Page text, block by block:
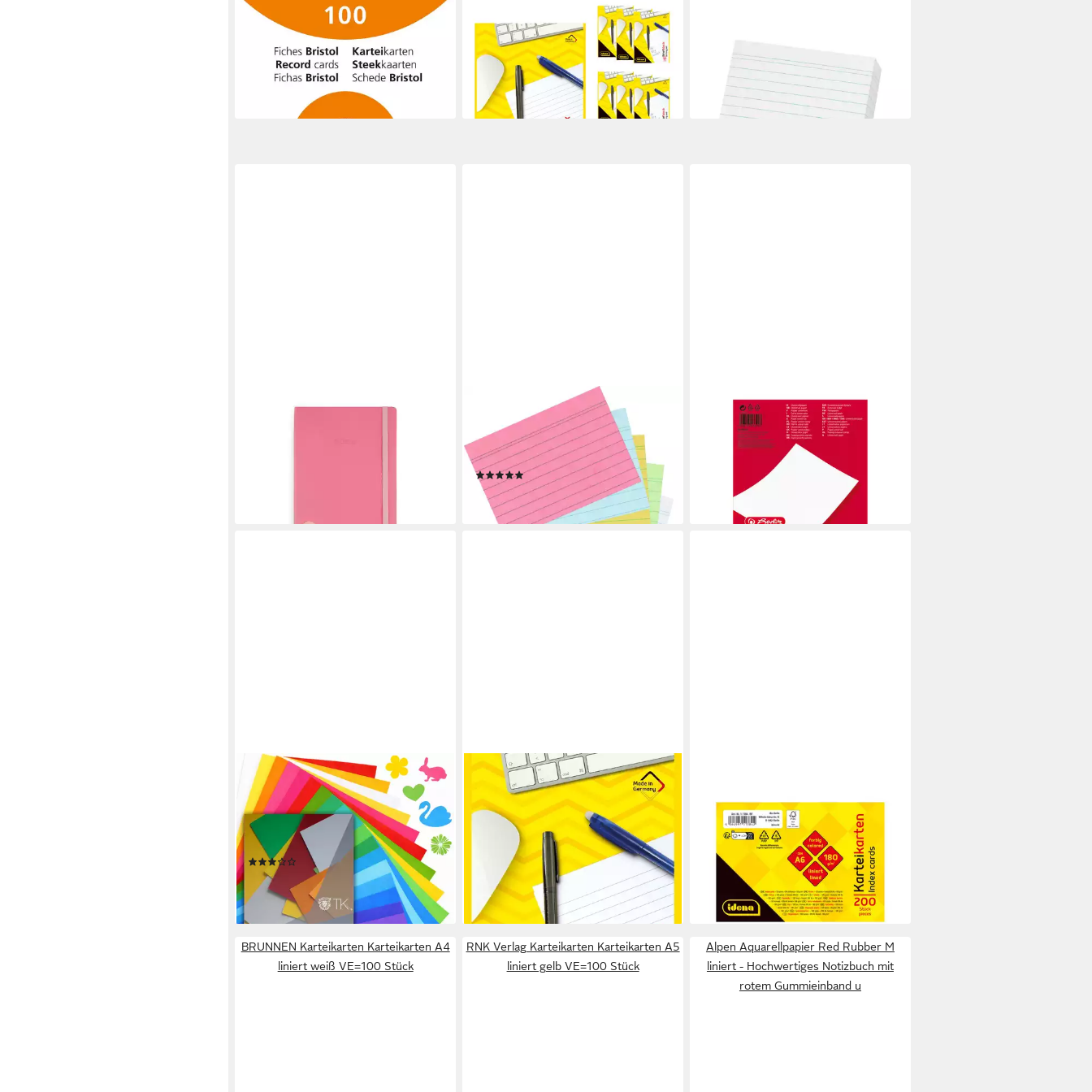
EXACOMPTA
Karteikarten 20x Karteikarten A6
100 Stück liniert nicht gelocht
sortiert - 10854E, Karteikarten
81,40 €
lieferbar - in 4-5 Werktagen bei dir
Briefpapier Idena Bundle Briefblöcke
liniert 50 Blatt 70g/m² DIN A4 10
Stück
16,90 €
lieferbar - in 3-4 Werktagen bei dir
1,99 €
lieferbar - in 3-4 Werktagen bei dir
Briefpapier Notizbuch Soft Cover
Karteikarten 500 Karteikarten DIN
A8 / liniert / je 100x
blau,rosa,grün,wei
(1)
5,49 €
lieferbar - in 3-4 Werktagen bei dir
HERLITZ
Collegeblock Universalpapier A4
weiß, 500 Blatt
lieferbar - in 3-4 Werktagen bei dir
BASTELFREUND®
Bastelkartonpapier 50 Blatt
Tonpapier 220 gm² - bunt mit Gold &
Silber - 10 Farben, Bedruckbar;
Papierstärke 230 g/m²
(4)
8,99 €
(0,18 €/ 1 Stk)
lieferbar - in 4-5 Werktagen bei dir
IDENA
Briefumschlag Idena Briefblock liniert
50 Blatt 70g/m² DIN A5
1,89 €
lieferbar - in 6-7 Werktagen bei dir
Karteikarten liniert 180g/m² DIN A6
200 Stück 4fach sortie
6,79 €
lieferbar - in 3-4 Werktagen bei dir
BRUNNEN Karteikarten Karteikarten A4
liniert weiß VE=100 Stück
RNK Verlag Karteikarten Karteikarten A5
liniert gelb VE=100 Stück
Alpen Aquarellpapier Red Rubber M
liniert - Hochwertiges Notizbuch mit
rotem Gummieinband u